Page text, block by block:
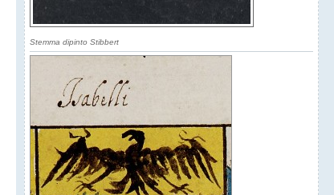
Stemma dipinto Stibbert